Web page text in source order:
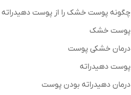
چگونه پوست خشک را از پوست
پوست خشک
درمان خشکی پوست
پوست دهیدراته
درمان دهیدراته بودن پوست